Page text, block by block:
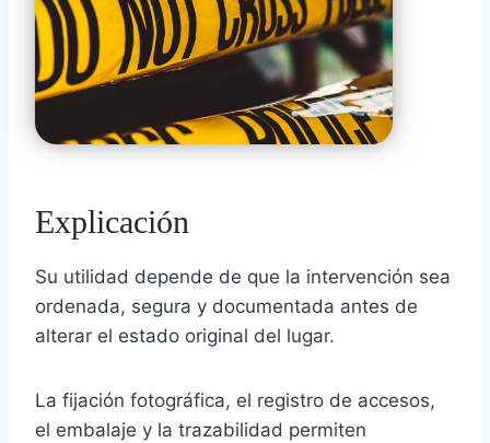
Explicación
Su utilidad depende de que la intervención sea
ordenada, segura y documentada antes de
alterar el estado original del lugar.
La fijación fotográfica, el registro de accesos,
el embalaje y la trazabilidad permiten